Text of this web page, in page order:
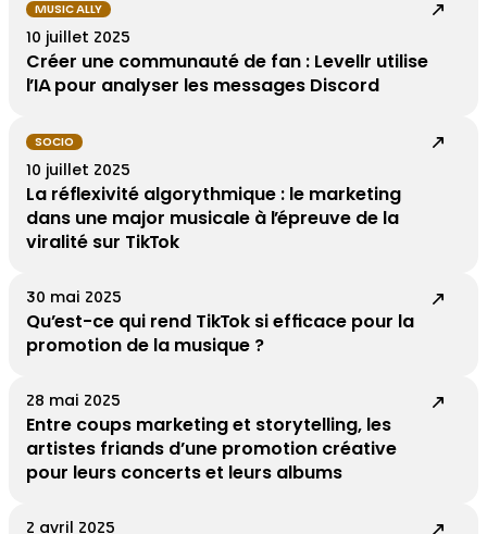
MUSIC ALLY
10 juillet 2025
Créer une communauté de fan : Levellr utilise
l’IA pour analyser les messages Discord
SOCIO
10 juillet 2025
La réflexivité algorythmique : le marketing
dans une major musicale à l’épreuve de la
viralité sur TikTok
30 mai 2025
Qu’est-ce qui rend TikTok si efficace pour la
promotion de la musique ?
28 mai 2025
Entre coups marketing et storytelling, les
artistes friands d’une promotion créative
pour leurs concerts et leurs albums
2 avril 2025